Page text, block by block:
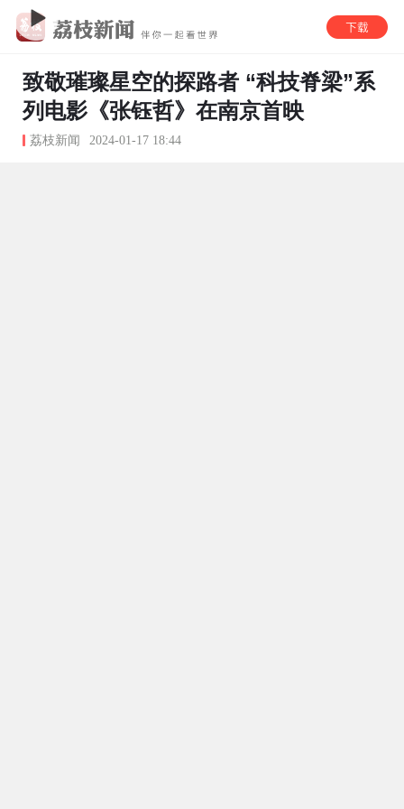
致敬璀璨星空的探路者 “科技脊梁”系
列电影《张钰哲》在南京首映
荔枝新闻 2024-01-17 18:44